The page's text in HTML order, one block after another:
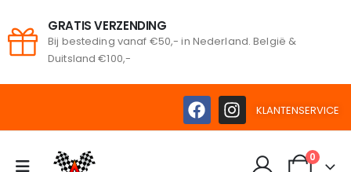
GRATIS VERZENDING
Bij besteding vanaf €50,- in Nederland. België &
Duitsland €100,-
KLANTENSERVICE
0